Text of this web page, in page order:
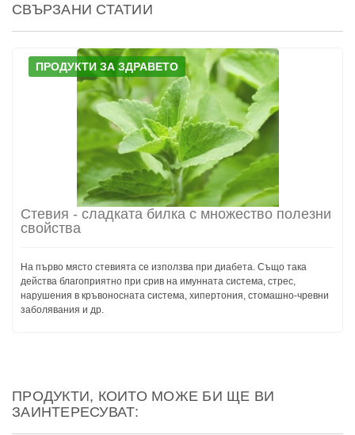
СВЪРЗАНИ СТАТИИ
ПРОДУКТИ ЗА ЗДРАВЕТО
Стевия - сладката билка с множество полезни
свойства
На първо място стевията се използва при диабета. Също така
действа благоприятно при срив на имунната система, стрес,
нарушения в кръвоносната система, хипертония, стомашно-чревни
заболявания и др.
ПРОДУКТИ, КОИТО МОЖЕ БИ ЩЕ ВИ
ЗАИНТЕРЕСУВАТ: